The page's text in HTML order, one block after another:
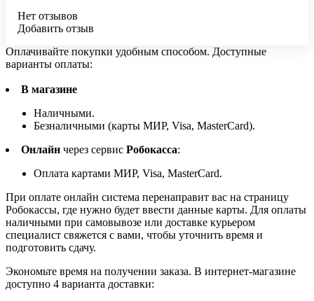
Нет отзывов
Добавить отзыв
Оплачивайте покупки удобным способом. Доступные
варианты оплаты:
В магазине
Наличными.
Безналичными (карты МИР, Visa, MasterCard).
Онлайн через сервис Робокасса:
Оплата картами МИР, Visa, MasterCard.
При оплате онлайн система перенаправит вас на страницу
Робокассы, где нужно будет ввести данные карты. Для оплаты
наличными при самовывозе или доставке курьером
специалист свяжется с вами, чтобы уточнить время и
подготовить сдачу.
Экономьте время на получении заказа. В интернет-магазине
доступно 4 варианта доставки: